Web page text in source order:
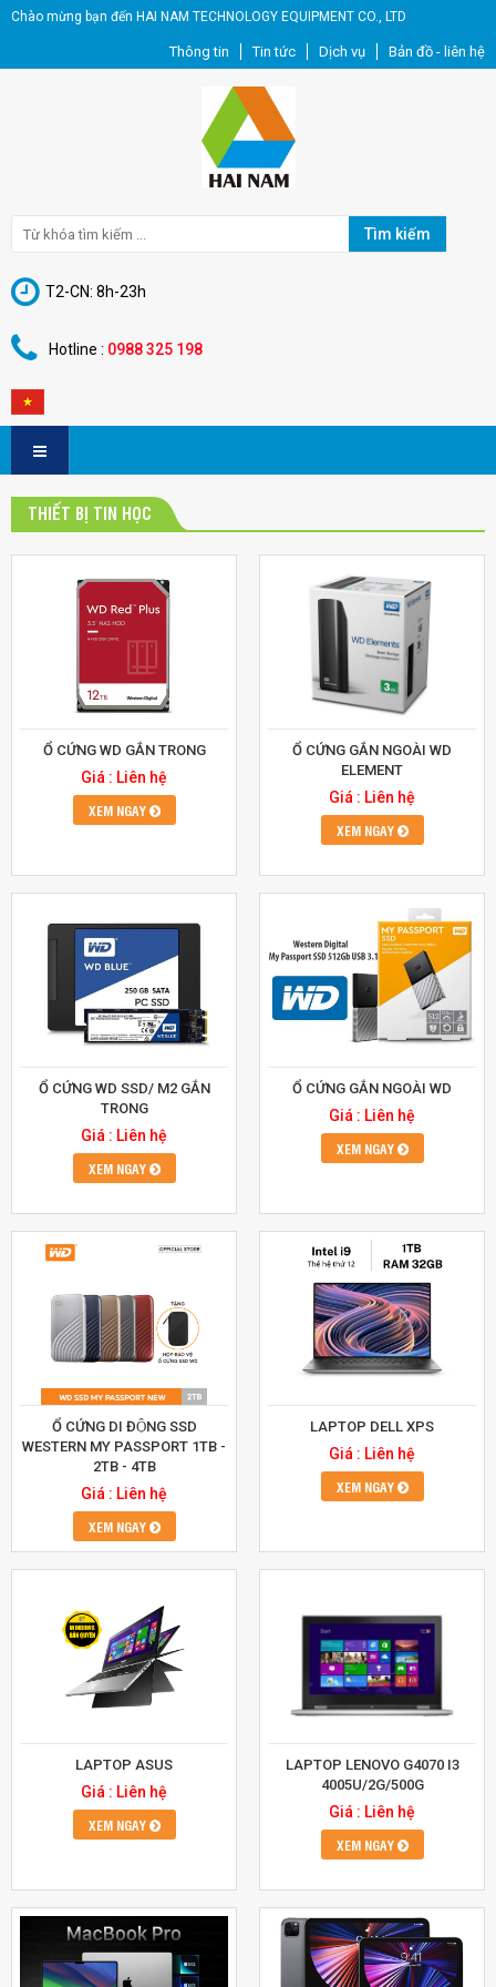
Chào mừng bạn đến HAI NAM TECHNOLOGY EQUIPMENT CO., LTD
Thông tin Tin tức Dịch vụ Bản đồ - liên hệ
Tìm kiếm
T2-CN: 8h-23h
Hotline : 0988 325 198
THIẾT BỊ TIN HỌC
Ổ CỨNG WD GẮN TRONG
Giá : Liên hệ
XEM NGAY
Ổ CỨNG GẮN NGOÀI WD
ELEMENT
Giá : Liên hệ
XEM NGAY
Ổ CỨNG WD SSD/ M2 GẮN
TRONG
Giá : Liên hệ
XEM NGAY
Ổ CỨNG GẮN NGOÀI WD
Giá : Liên hệ
XEM NGAY
Ổ CỨNG DI ĐỘNG SSD
WESTERN MY PASSPORT 1TB -
2TB - 4TB
Giá : Liên hệ
XEM NGAY
LAPTOP DELL XPS
Giá : Liên hệ
XEM NGAY
LAPTOP ASUS
Giá : Liên hệ
XEM NGAY
LAPTOP LENOVO G4070 I3
4005U/2G/500G
Giá : Liên hệ
XEM NGAY